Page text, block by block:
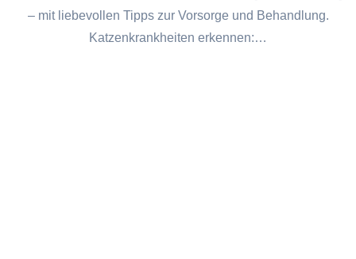
– mit liebevollen Tipps zur Vorsorge und Behandlung.
Katzenkrankheiten erkennen:…